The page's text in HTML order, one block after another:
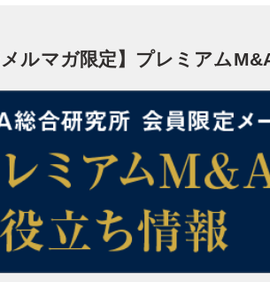
ルマガ限定】プレミアム